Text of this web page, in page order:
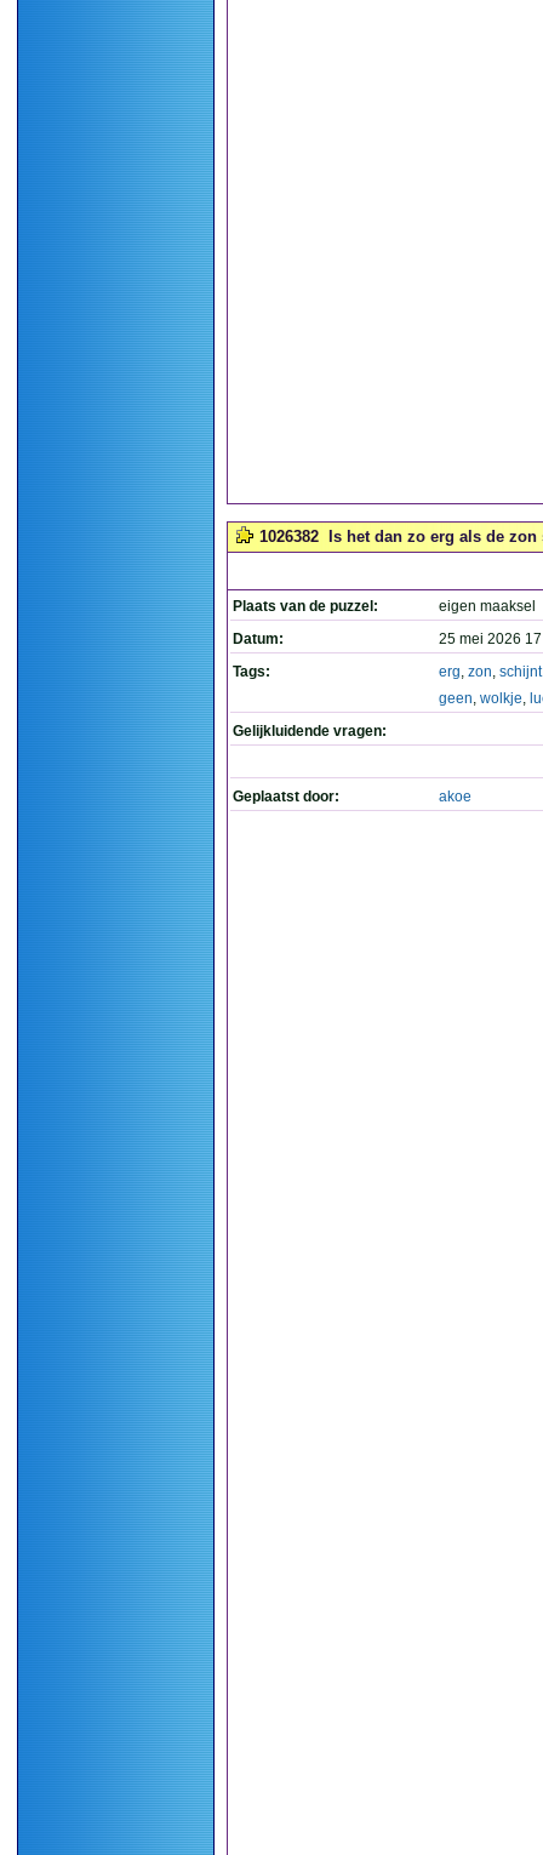
1026382 Is het dan zo erg als de
Plaats van de puzzel:
eigen maaksel
Datum:
25 mei 2026
Tags:
erg, zon, schijnt
geen, wolkje,
Gelijkluidende vragen:
Geplaatst door: akoe